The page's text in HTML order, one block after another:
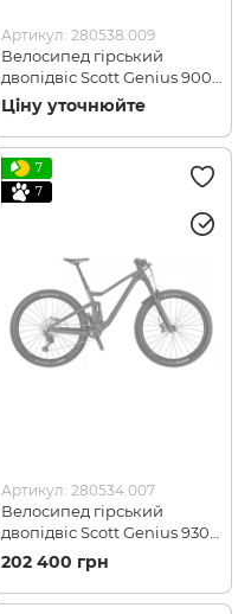
Артикул: 280538.009
Велосипед гірський
двопідвіс Scott Genius 900
Tuned AXS 29 XL 2021
(280538.009)
Ціну уточнюйте
7
7
Артикул: 280534.007
Велосипед гірський
двопідвіс Scott Genius 930
29 TW M 2021 (280534.008)
202 400 грн